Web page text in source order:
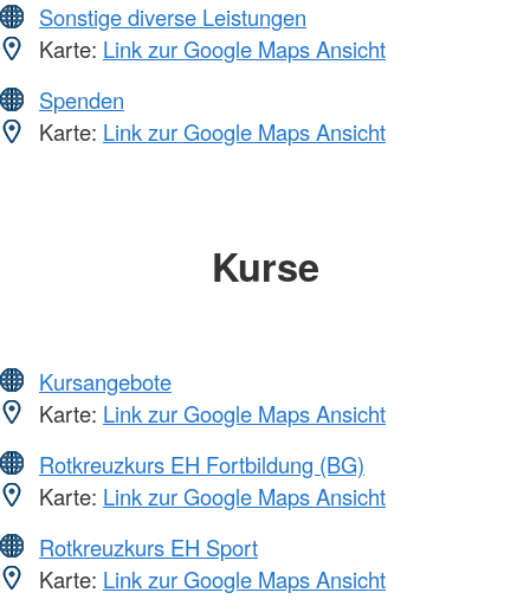
Sonstige diverse Leistungen
Karte: Link zur Google Maps Ansicht
Spenden
Karte: Link zur Google Maps Ansicht
Kurse
Kursangebote
Karte: Link zur Google Maps Ansicht
Rotkreuzkurs EH Fortbildung (BG)
Karte: Link zur Google Maps Ansicht
Rotkreuzkurs EH Sport
Karte: Link zur Google Maps Ansicht